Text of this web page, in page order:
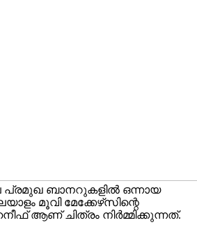
പ്രമുഖ ബാനറുകളിൽ ഒന്നായ
മൂവി മേക്കേഴ്‌സിന്റെ
ആണ് ചിത്രം നിർമ്മിക്കുന്നത്.